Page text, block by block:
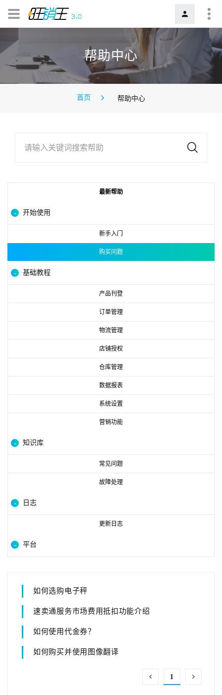
帮助中心
首页 帮助中心
请输入关键词搜索帮助
最新帮助
开始使用
新手入门
购买问题
基础教程
产品刊登
订单管理
物流管理
店铺授权
仓库管理
数据报表
系统设置
营销功能
知识库
常见问题
故障处理
日志
更新日志
平台
如何选购电子秤
速卖通服务市场费用抵扣功能介绍
如何使用代金券？
如何购买并使用图像翻译
1